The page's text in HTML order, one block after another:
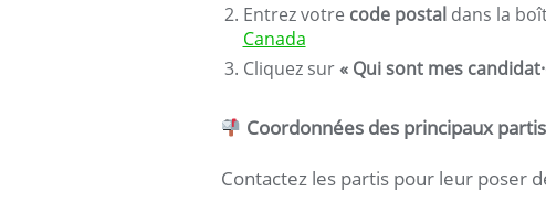
Entrez votre code postal dans la
Canada
Cliquez sur« Qui sont mes
Coordonnées des principaux
Contactez les partis pour leur poser